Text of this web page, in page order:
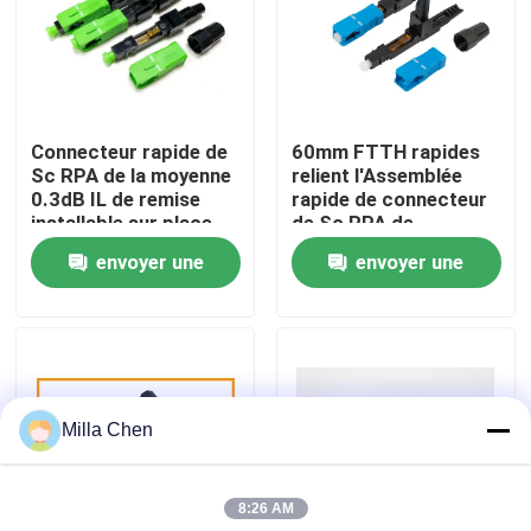
Visite d'usine
Contrôle de qualité
Contactez-nous
Nouvelles
Demandez une citation
Box en fibre optique Résiliation
Connecteur rapide de
Sc RPA de la moyenne
0.3dB IL de remise
installable sur place
pour le câble
d'interfaceenvoyer une
60mm FTTH rapides
relient l'Assemblée
rapide de connecteur
de Sc RPA de
connecteurs de fibre
envoyer une
Milla Chen
8:26 AM